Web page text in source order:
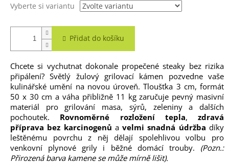
Vyberte si variantu
Přidat do košíku
Chcete si vychutnat dokonale propečené steaky bez rizika
připálení? Světlý žulový grilovací kámen pozvedne vaše
kulinářské umění na novou úroveň. Tloušťka 3 cm, formát
50 x 30 cm a váha přibližně 11 kg zaručuje pevný masivní
materiál pro grilování masa, sýrů, zeleniny a dalších
pochoutek. Rovnoměrné rozložení tepla, zdravá
příprava bez karcinogenů avelmi snadná údržba díky
leštěnému povrchu z něj dělají spolehlivou volbu pro
venkovní plynové grily i běžné domácí trouby. (Pozn.:
Přirozená barva kamene se může mírně lišit).